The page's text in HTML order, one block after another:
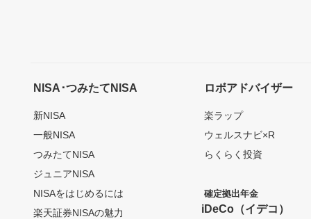
NISA･つみたてNISA
新NISA
一般NISA
つみたてNISA
ジュニアNISA
NISAをはじめるには
楽天証券NISAの魅力
ロボアドバイザー
楽ラップ
ウェルスナビ×R
らくらく投資
確定拠出年金
iDeCo（イデコ）